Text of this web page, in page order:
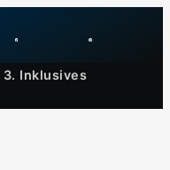
3. Inklusives